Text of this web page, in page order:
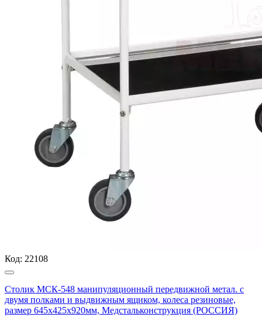
Код: 22108
Столик МСК-548 манипуляционный передвижной метал. с
двумя полками и выдвижным ящиком, колеса резиновые,
размер 645х425х920мм, Медстальконструкция (РОССИЯ)